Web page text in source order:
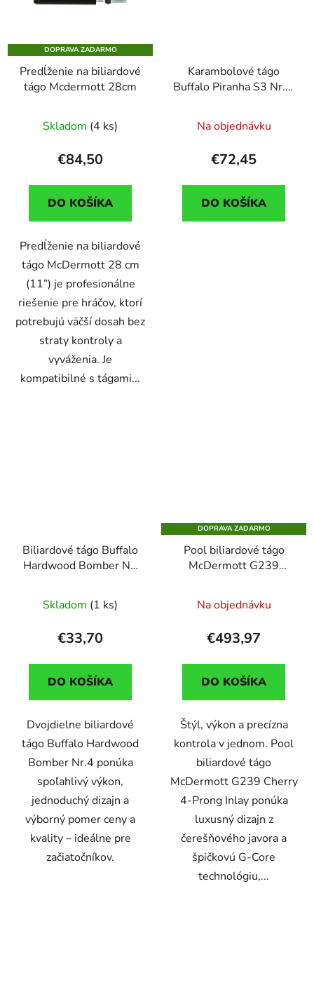
DOPRAVA ZADARMO
Predĺženie na biliardové
tágo Mcdermott 28cm
Skladom (4 ks)
€84,50
DO KOŠÍKA
Predĺženie na biliardové
tágo McDermott 28 cm
(11”) je profesionálne
riešenie pre hráčov, ktorí
potrebujú väčší dosah bez
straty kontroly a
vyváženia. Je
kompatibilné s tágami...
Karambolové tágo
Buffalo Piranha S3 Nr.1,
Na objednávku
€72,45
DO KOŠÍKA
Biliardové tágo Buffalo
Hardwood Bomber Nr.
Skladom (1 ks)
€33,70
DO KOŠÍKA
Dvojdielne biliardové
tágo Buffalo Hardwood
Bomber Nr.4 ponúka
spoľahlivý výkon,
jednoduchý dizajn a
výborný pomer ceny a
kvality – ideálne pre
začiatočníkov.
DOPRAVA ZADARMO
Pool biliardové tágo
McDermott G239
dvojdielne
Na objednávku
€493,97
DO KOŠÍKA
Štýl, výkon a precízna
kontrola v jednom. Pool
biliardové tágo
McDermott G239 Cherry
4-Prong Inlay ponúka
luxusný dizajn z
čerešňového javora a
špičkovú G-Core
technológiu,...